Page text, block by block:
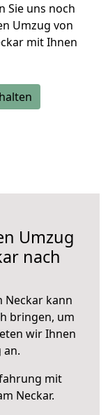
Sie uns noch
Umzug von
mit Ihnen
Umzug
nach
Neckar kann
bringen, um
wir Ihnen
mit
Neckar.